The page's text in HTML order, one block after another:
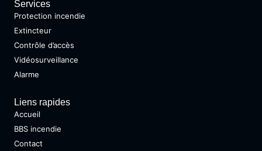
Services
Protection incendie
Extincteur
Contrôle d’accès
Vidéosurveillance
Alarme
Liens rapides
Accueil
BBS incendie
Contact